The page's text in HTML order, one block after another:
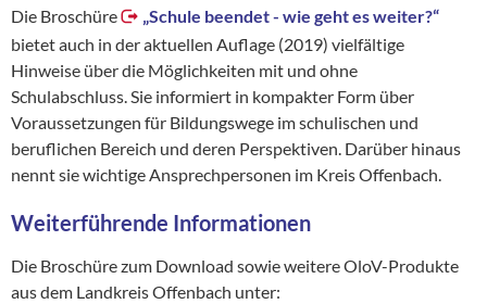
Die Broschüre
„Schule beendet - wie geht es weiter?“
bietet auch in der aktuellen Auflage (2019) vielfältige
Hinweise über die Möglichkeiten mit und ohne
Schulabschluss. Sie informiert in kompakter Form über
Voraussetzungen für Bildungswege im schulischen und
beruflichen Bereich und deren Perspektiven. Darüber hinaus
nennt sie wichtige Ansprechpersonen im Kreis Offenbach.
Weiterführende Informationen
Die Broschüre zum Download sowie weitere OloV-Produkte
aus dem Landkreis Offenbach unter: